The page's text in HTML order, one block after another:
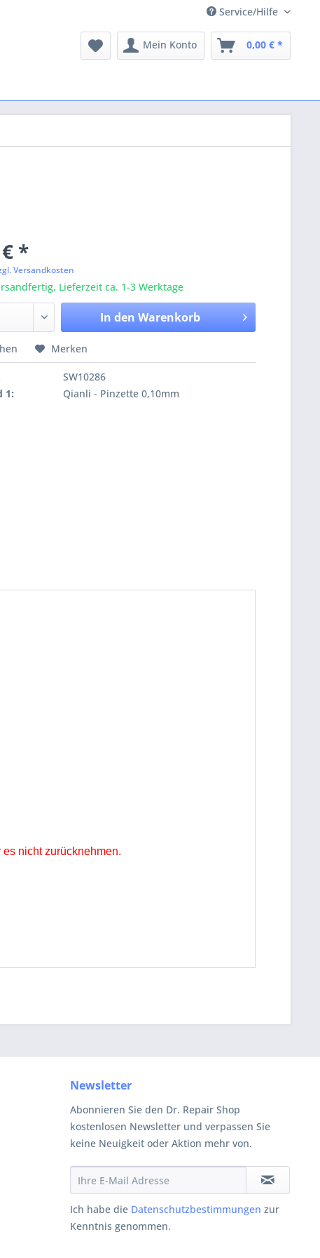
Service/Hilfe
Mein Konto 0,00 € *
*
Versandkosten
Lieferzeit ca. 1-3 Werktage
In den Warenkorb
Merken
SW10286
1:
Qianli - Pinzette 0,10mm
nicht zurücknehmen.
Newsletter
Abonnieren Sie den Dr. Repair Shop
kostenlosen Newsletter und verpassen Sie
keine Neuigkeit oder Aktion mehr von.
Ich habe die Datenschutzbestimmungen zur
Kenntnis genommen.